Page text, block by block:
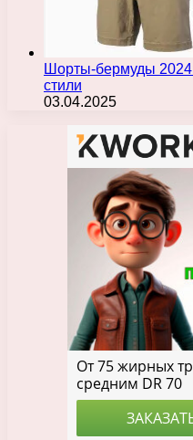
Шорты-бермуды
стили
03.04.2025